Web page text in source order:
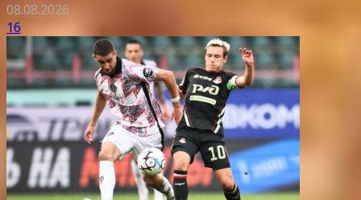
08.08.2026
16